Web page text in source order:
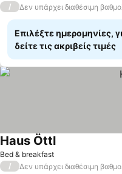
/ Δεν υπάρχει διαθέσιμη
Επιλέξτε ημερομηνίες,
δείτε τις ακριβείς τιμές
Bed & breakfast
Haus ÖttlΕμφάνιση
/ Δεν υπάρχει διαθέσιμη